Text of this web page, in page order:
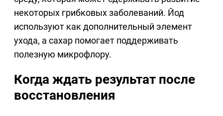
некоторых грибковых заболеваний. Йод
используют как дополнительный элемент
ухода, а сахар помогает поддерживать
полезную микрофлору.
Когда ждать результат после
восстановления